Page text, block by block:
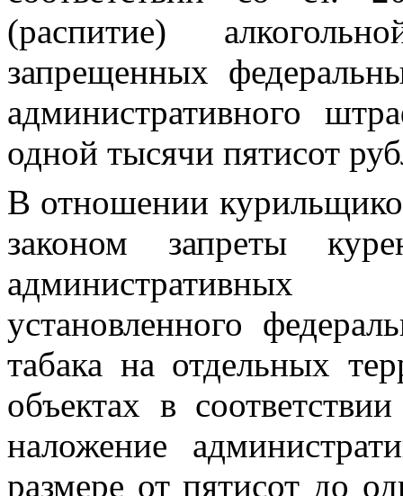
(распитие)
запрещенных
административного
одной тысячи пятисот
В отношении
законом запреты
установленного
табака на отдельных
объектах в
наложение
размере от пятисот до